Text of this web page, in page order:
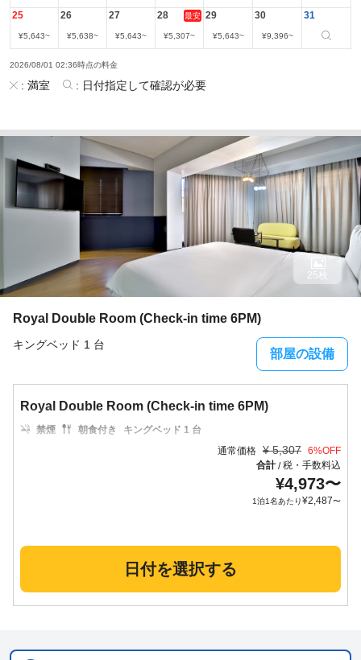
25
¥5,643~
26
¥5,638~
27
¥5,643~
28 最安
¥5,307~
29
¥5,643~
30
¥9,396~
31
2026/08/01 02:36時点の料金
: 満室 : 日付指定して確認が必要
Royal Double Room (Check-in time 6PM)
キングベッド 1 台
部屋の設備
25枚
Royal Double Room (Check-in time 6PM)
禁煙 朝食付き
キングベッド 1 台
通常価格 ¥ 5,307 6%OFF
合計/税・手数料込
¥4,973〜
1泊1名あたり¥2,487〜
日付を選択する